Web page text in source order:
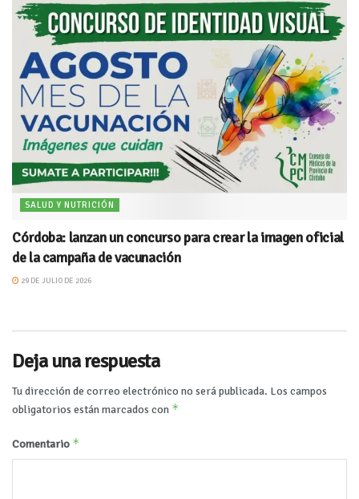
SALUD Y NUTRICIÓN
Córdoba: lanzan un concurso para crear la imagen oficial
de la campaña de vacunación
29 DE JULIO DE 2026
Deja una respuesta
Tu dirección de correo electrónico no será publicada. Los campos
obligatorios están marcados con *
Comentario *